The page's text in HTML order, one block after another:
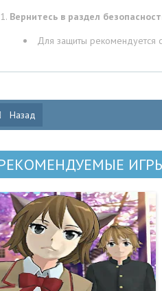
Вернитесь в раздел
Для защиты рекомендуется
Назад